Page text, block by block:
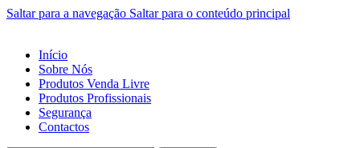
Saltar para a navegação Saltar para o conteúdo principal
Início
Sobre Nós
Produtos Venda Livre
Produtos Profissionais
Segurança
Contactos